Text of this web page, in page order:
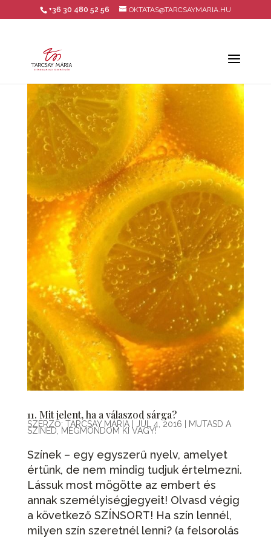
+36 30 480 52 56 OKTATAS@TARCSAYMARIA.HU
11. Mit jelent, ha a válaszod sárga?
SZERZŐ: TARCSAY MÁRIA| JÚL 4, 2016 MUTASD A
SZÍNED, MEGMONDOM KI VAGY!
Színek – egy egyszerű nyelv, amelyet
értünk, de nem mindig tudjuk értelmezni.
Lássuk most mögötte az embert és
annak személyiségjegyeit! Olvasd végig
a következő SZÍNSORT! Ha szín lennél,
milyen szín szeretnél lenni? (a felsorolás